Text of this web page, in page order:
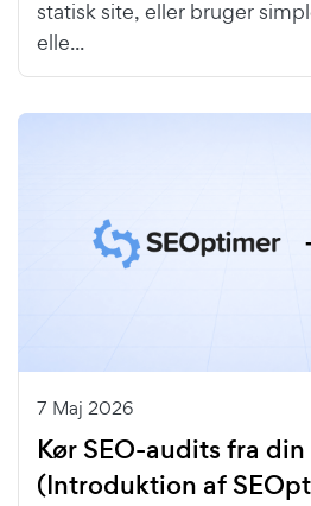
statisk site, eller bruger
elle...
7 Maj 2026
Kør SEO-audits fra
(Introduktion af